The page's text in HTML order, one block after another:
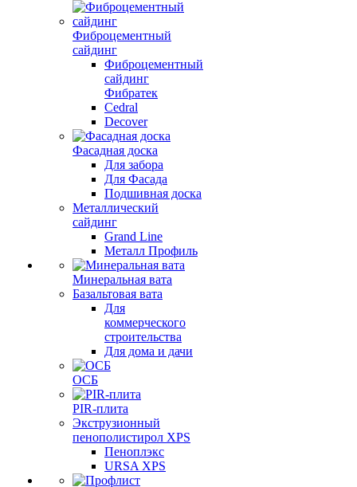
Фиброцементный
сайдинг
Фиброцементный
сайдинг
Фибратек
Cedral
Decover
Фасадная доска
Для забора
Для Фасада
Подшивная доска
Металлический
сайдинг
Grand Line
Металл Профиль
Минеральная вата
Базальтовая вата
Для
коммерческого
строительства
Для дома и дачи
ОСБ
PIR-плита
Экструзионный
пенополистирол XPS
Пеноплэкс
URSA XPS